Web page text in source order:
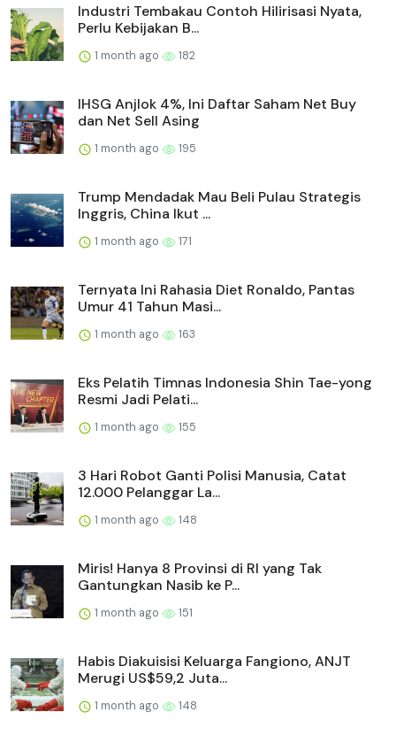
Industri Tembakau Contoh Hilirisasi Nyata,
Perlu Kebijakan B...
1 month ago 182
IHSG Anjlok 4%, Ini Daftar Saham Net Buy
dan Net Sell Asing
1 month ago 195
Trump Mendadak Mau Beli Pulau Strategis
Inggris, China Ikut ...
1 month ago 171
Ternyata Ini Rahasia Diet Ronaldo, Pantas
Umur 41 Tahun Masi...
1 month ago 163
Eks Pelatih Timnas Indonesia Shin Tae-yong
Resmi Jadi Pelati...
1 month ago 155
3 Hari Robot Ganti Polisi Manusia, Catat
12.000 Pelanggar La...
1 month ago 148
Miris! Hanya 8 Provinsi di RI yang Tak
Gantungkan Nasib ke P...
1 month ago 151
Habis Diakuisisi Keluarga Fangiono, ANJT
Merugi US$59,2 Juta...
1 month ago 148